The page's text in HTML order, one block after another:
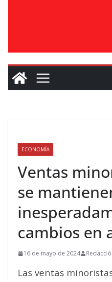
ECONOMÍA
Ventas
se
cambios en
16 de mayo de 2024
Las ventas